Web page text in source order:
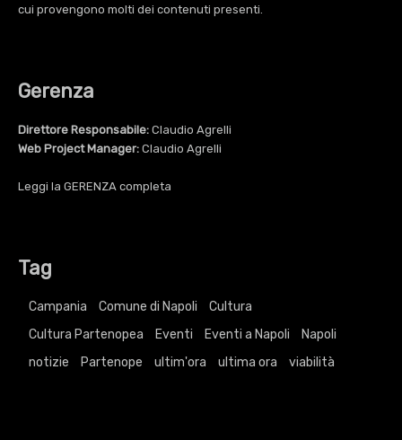
cui provengono molti dei contenuti presenti.
Gerenza
Direttore Responsabile: Claudio Agrelli
Web Project Manager: Claudio Agrelli
Leggi la GERENZA completa
Tag
Campania Comune di Napoli
Cultura
Cultura Partenopea
Eventi Eventi a Napoli
Napoli
notizie
Partenope ultim'ora ultima ora viabilità